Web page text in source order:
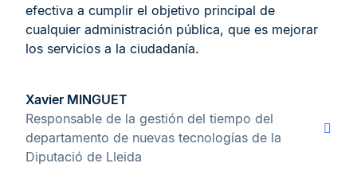
efectiva a cumplir el objetivo principal de
cualquier administración pública, que es mejorar
los servicios a la ciudadanía.
Xavier MINGUET
Responsable de la gestión del tiempo del
departamento de nuevas tecnologías de la
Diputació de Lleida